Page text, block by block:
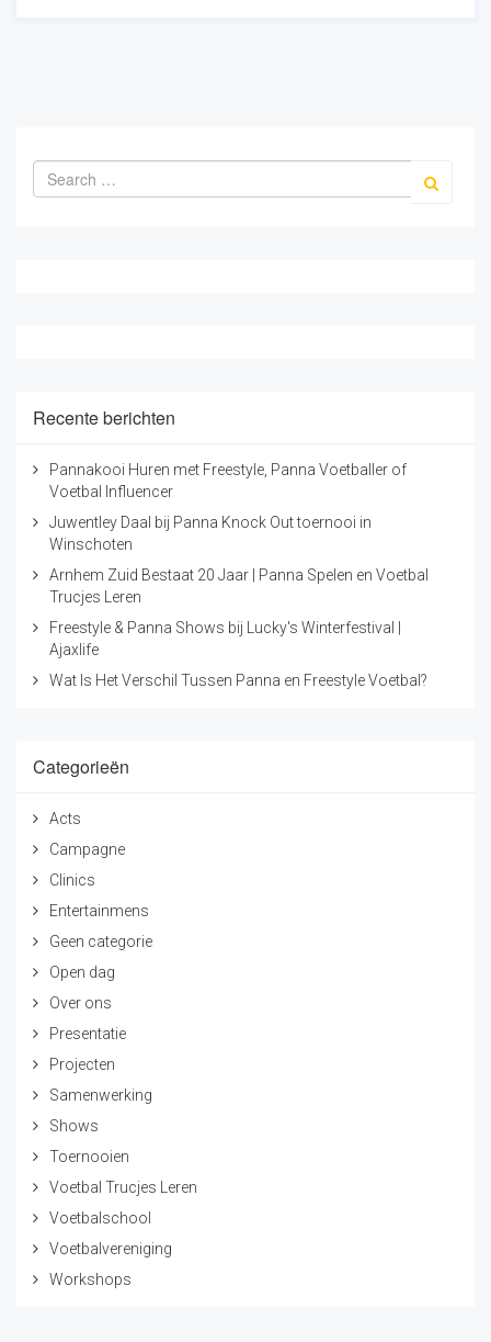
Recente berichten
Pannakooi Huren met Freestyle, Panna Voetballer of
Voetbal Influencer
Juwentley Daal bij Panna Knock Out toernooi in
Winschoten
Arnhem Zuid Bestaat 20 Jaar | Panna Spelen en Voetbal
Trucjes Leren
Freestyle & Panna Shows bij Lucky's Winterfestival |
Ajaxlife
Wat Is Het Verschil Tussen Panna en Freestyle Voetbal?
Categorieën
Acts
Campagne
Clinics
Entertainmens
Geen categorie
Open dag
Over ons
Presentatie
Projecten
Samenwerking
Shows
Toernooien
Voetbal Trucjes Leren
Voetbalschool
Voetbalvereniging
Workshops